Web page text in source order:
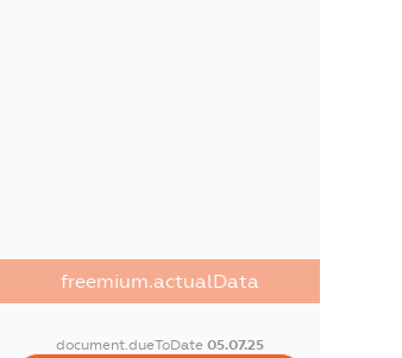
freemium.actualData
document.dueToDate 05.07.25